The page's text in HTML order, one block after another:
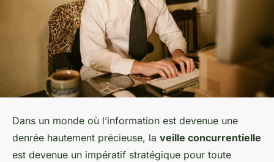
Dans un monde où l’information est devenue une
denrée hautement précieuse, la veille concurrentielle
est devenue un impératif stratégique pour toute